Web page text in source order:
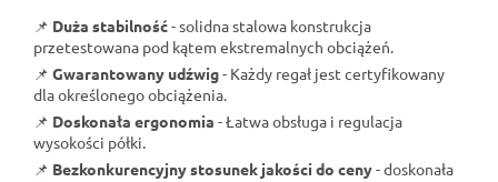
📌 Duża stabilność- solidna stalowa konstrukcja
przetestowana pod kątem ekstremalnych obciążeń.
📌 Gwarantowany udźwig- Każdy regał jest certyfikowany
dla określonego obciążenia.
📌 Doskonała ergonomia - Łatwa obsługa i regulacja
wysokości półki.
📌 Bezkonkurencyjny stosunek jakości do ceny- doskonała